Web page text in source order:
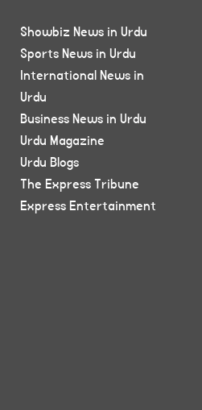
Showbiz News in Urdu
Sports News in Urdu
International News in
Urdu
Business News in Urdu
Urdu Magazine
Urdu Blogs
The Express Tribune
Express Entertainment